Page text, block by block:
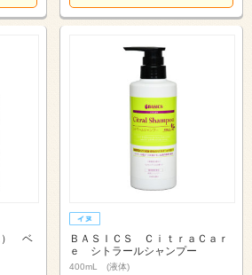
） ベ
ＢＡＳＩＣＳ ＣｉｔｒａＣａｒ
ｅ シトラールシャンプー
400mL (液体)